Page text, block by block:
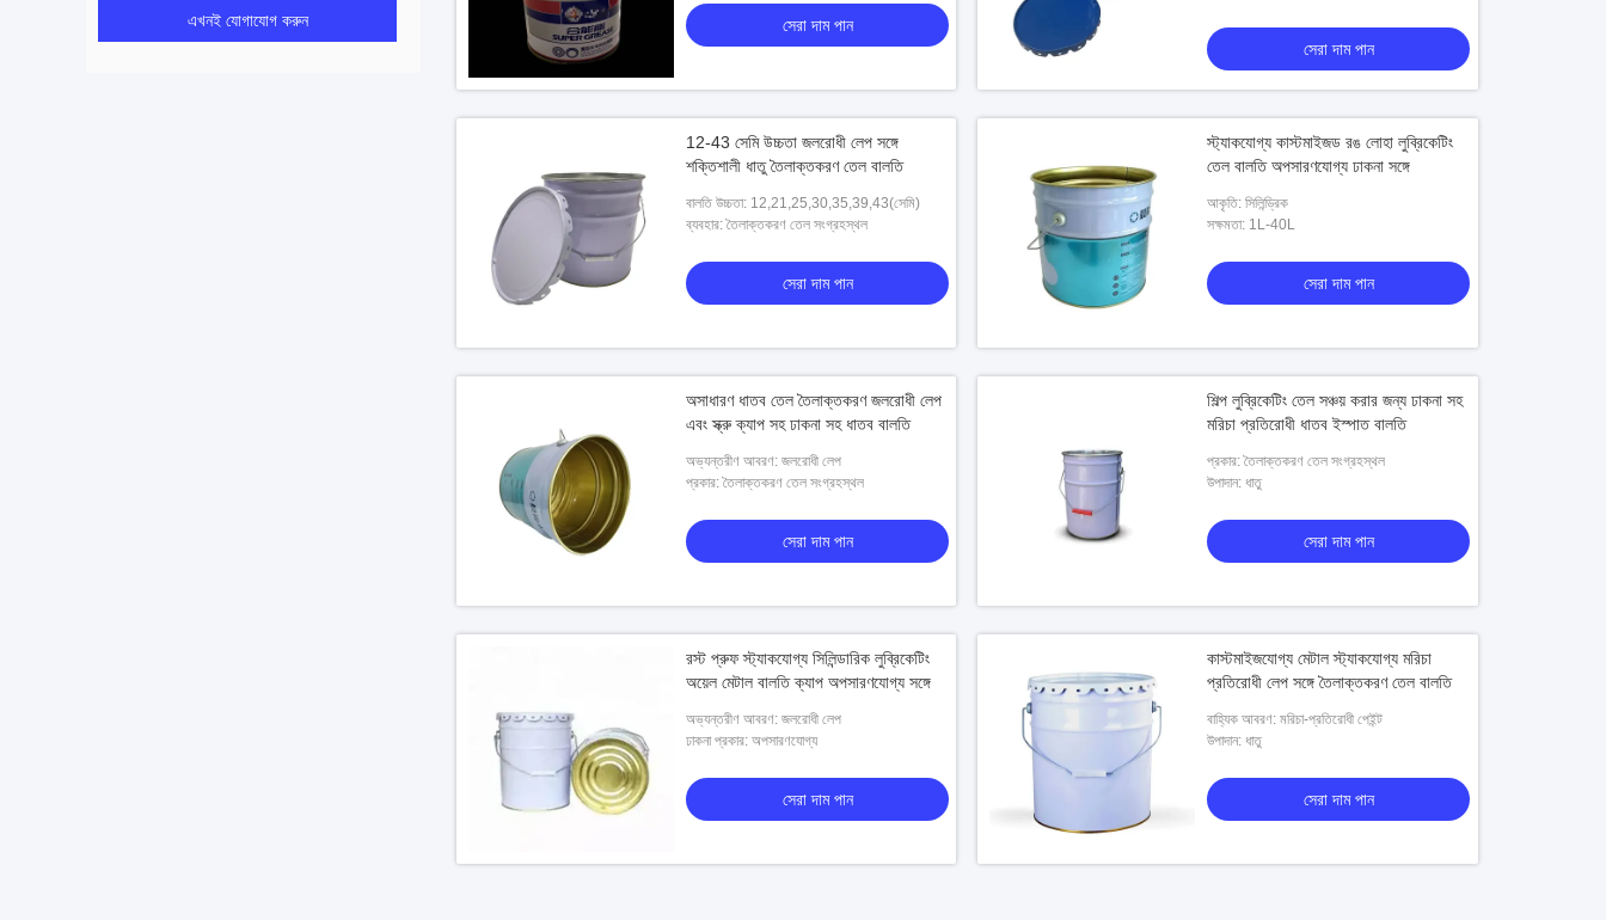
এখনই যোগাযোগ করুন সেরা দাম পান
সেরা দাম পান
12-43 সেমি উচ্চতা জলরোধী লেপ সঙ্গে
শক্তিশালী ধাতু তৈলাক্তকরণ তেল বালতি
বালতি উচ্চতা: 12,21,25,30,35,39,43(সেমি)
ব্যবহার: তৈলাক্তকরণ তেল সংগ্রহস্থল
সেরা দাম পান
স্ট্যাকযোগ্য কাস্টমাইজড রঙ লোহা লুব্রিকেটিং
তেল বালতি অপসারণযোগ্য ঢাকনা সঙ্গে
আকৃতি: সিলিন্ড্রিক
সক্ষমতা: 1L-40L
সেরা দাম পান
অসাধারণ ধাতব তেল তৈলাক্তকরণ জলরোধী লেপ
এবং স্ক্রু ক্যাপ সহ ঢাকনা সহ ধাতব বালতি
অভ্যন্তরীণ আবরণ: জলরোধী লেপ
প্রকার: তৈলাক্তকরণ তেল সংগ্রহস্থল
সেরা দাম পান
শিল্প লুব্রিকেটিং তেল সঞ্চয় করার জন্য ঢাকনা সহ
মরিচা প্রতিরোধী ধাতব ইস্পাত বালতি
প্রকার: তৈলাক্তকরণ তেল সংগ্রহস্থল
উপাদান: ধাতু
সেরা দাম পান
রস্ট প্রুফ স্ট্যাকযোগ্য সিলিন্ডারিক লুব্রিকেটিং
অয়েল মেটাল বালতি ক্যাপ অপসারণযোগ্য সঙ্গে
অভ্যন্তরীণ আবরণ: জলরোধী লেপ
ঢাকনা প্রকার: অপসারণযোগ্য
সেরা দাম পান
কাস্টমাইজযোগ্য মেটাল স্ট্যাকযোগ্য মরিচা
প্রতিরোধী লেপ সঙ্গে তৈলাক্তকরণ তেল বালতি
বাহ্যিক আবরণ: মরিচা-প্রতিরোধী পেইন্ট
উপাদান: ধাতু
সেরা দাম পান